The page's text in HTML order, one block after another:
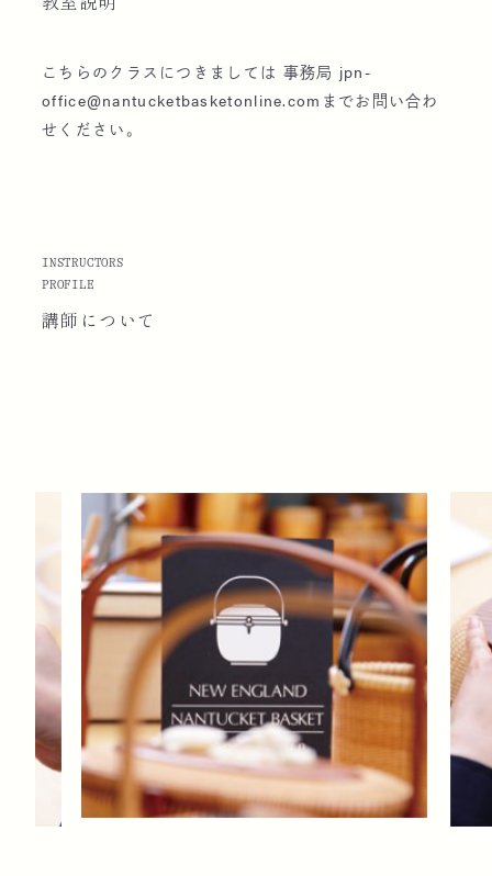
こちらのクラスにつきましては 事務局 jpn-
office@nantucketbasketonline.comまでお問い合わ
せください。
INSTRUCTORS
PROFILE
講師に ついて